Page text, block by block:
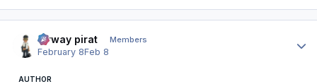
airway pirat Members
February 8Feb 8
AUTHOR